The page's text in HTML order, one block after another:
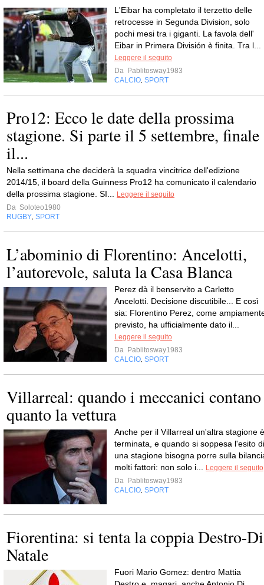
L'Eibar ha completato il terzetto delle
retrocesse in Segunda Division, solo
pochi mesi tra i giganti. La favola dell'
Eibar in Primera División è finita. Tra l...
Leggere il seguito
Da Pablitosway1983
CALCIO SPORT
Pro12: Ecco le date della prossima
stagione. Si parte il 5 settembre, finale
il...
Nella settimana che deciderà la squadra vincitrice dell'edizione
2014/15, il board della Guinness Pro12 ha comunicato il calendario
della prossima stagione. SI...
Leggere il seguito
Da Soloteo1980
RUGBY SPORT
L’abominio di Florentino: Ancelotti,
l’autorevole, saluta la Casa Blanca
Perez dà il benservito a Carletto
Ancelotti. Decisione discutibile... E così
sia: Florentino Perez, come
previsto, ha ufficialmente dato il...
Leggere il seguito
Da Pablitosway1983
CALCIO SPORT
Villarreal: quando i meccanici contano
quanto la vettura
Anche per il Villarreal un'altra stagione è
terminata, e quando si soppesa l'esito di
una stagione bisogna porre sulla
molti fattori: non solo i...
Leggere il seguito
Da Pablitosway1983
CALCIO SPORT
Fiorentina: si tenta la coppia Destro-Di
Natale
Fuori Mario Gomez: dentro Mattia